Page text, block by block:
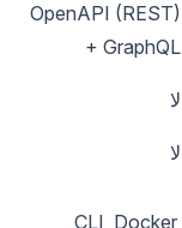
OpenAPI (REST)
+ GraphQL
لا
لا
CLI, Docker,